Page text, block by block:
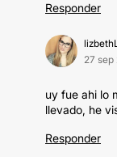
Responder
27 sep
uy fue ahi lo
llevado, he
Responder